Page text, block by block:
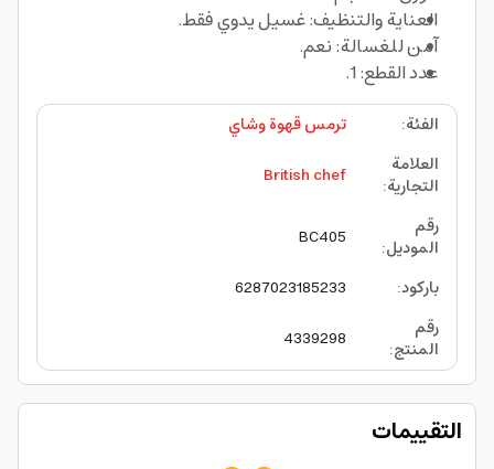
العناية والتنظيف: غسيل يدوي فقط.
آمن للغسالة: نعم.
عدد القطع: 1.
الفئة:
ترمس قهوة وشاي
العلامة
التجارية:
British chef
رقم
الموديل:
BC405
باركود:
6287023185233
رقم
المنتج:
4339298
التقييمات